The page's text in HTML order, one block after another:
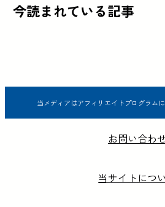
今読まれている記事
当メディアはアフィリエイトプログラム
お問い合わ
当サイトにつ